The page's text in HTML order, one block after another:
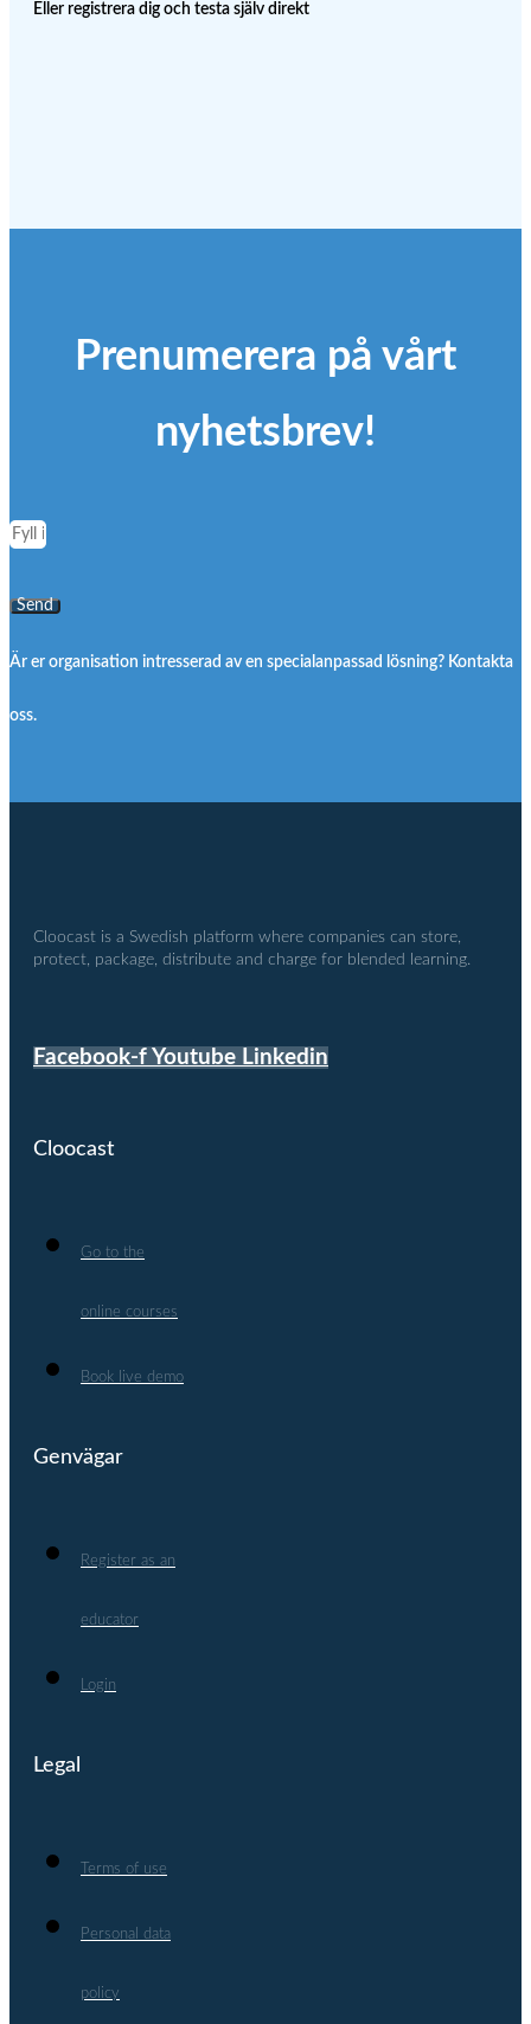
Eller registrera dig och testa själv direkt
Prenumerera på vårt
nyhetsbrev!
Send
Är er organisation intresserad av en specialanpassad lösning? Kontakta
oss.
Cloocast is a Swedish platform where companies can store,
protect, package, distribute and charge for blended learning.
Facebook-f Youtube Linkedin
Cloocast
Go to the
online courses
Book live demo
Genvägar
Register as an
educator
Login
Legal
Terms of use
Personal data
policy